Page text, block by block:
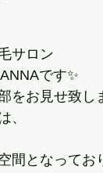
サロン
です✨
をお見せ致し
、
間となってお